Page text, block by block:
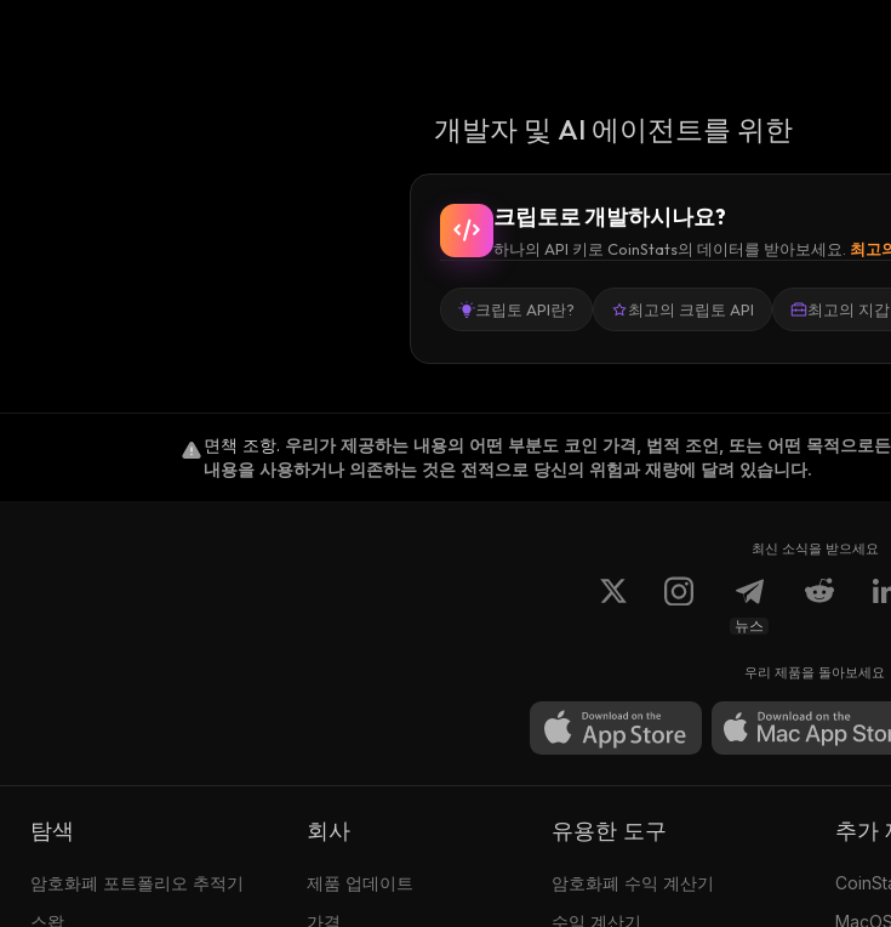
개발자 및 AI 에이전트를 위한
크립토로 개발하시나요?
하나의 API 키로 CoinStats의 데이터를 받아보세요. 최고
크립토 API란? 최고의 크립토 API 최고의 지
면책 조항. 우리가 제공하는 내용의 어떤 부분도 코인 가격, 법적 조언, 또는 어떤 목적으로
내용을 사용하거나 의존하는 것은 전적으로 당신의 위험과 재량에 달려 있습니다.
최신 소식을 받으세요
뉴스
우리 제품을 돌아보세요
탐색
암호화폐 포트폴리오 추적기
스왑
회사
제품 업데이트
가격
유용한 도구
암호화폐 수익 계산기
수익 계산기
추